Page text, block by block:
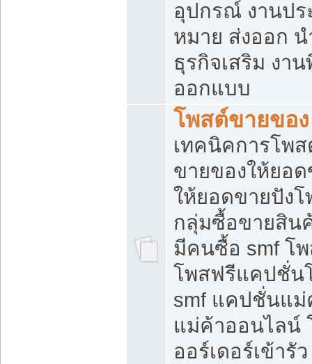
อุปกรณ์ งานป
หมาย ส่งออก น
ธุรกิจเสริม งา
ออกแบบ
โพสต์ขายของ
เทคนิคการโพ
ขายของให้ยอ
ให้ยอดขายปัง
กลุ่มซื้อขายสิน
มีคนซื้อ smf โ
โพสฟรีแคปชั่น
smf แคปชั่นแ
แม่ค้าออนไลน์
ออร์เดอร์เข้ารั